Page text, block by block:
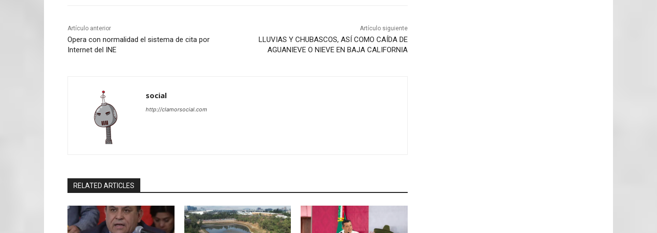
Artículo anterior
Opera con normalidad el sistema de cita por
Internet del INE
Artículo siguiente
LLUVIAS Y CHUBASCOS, ASÍ COMO CAÍDA DE
AGUANIEVE O NIEVE EN BAJA CALIFORNIA
social
http://clamorsocial.com
RELATED ARTICLES